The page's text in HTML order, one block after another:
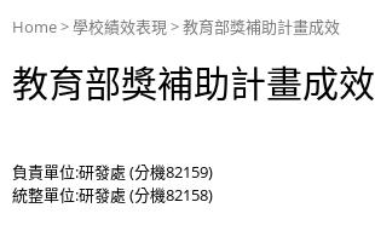
Home>學校績效表現>教育部獎補助計畫成效
教育部獎補助計畫成效
負責單位:研發處 (分機82159)
統整單位:研發處 (分機82158)